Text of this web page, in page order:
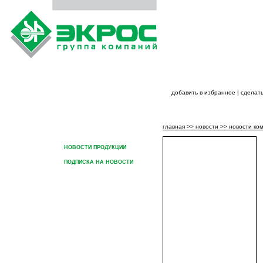
добавить в избранное |
НОВОСТИ ПРОДУКЦИИ
ПОДПИСКА НА НОВОСТИ
главная >> новости >> новости